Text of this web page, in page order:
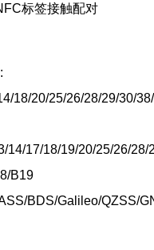
标签接触配对
18/20/25/26/28/29/30/
14/17/18/19/20/25/26/
B19
BDS/Galileo/QZSS/